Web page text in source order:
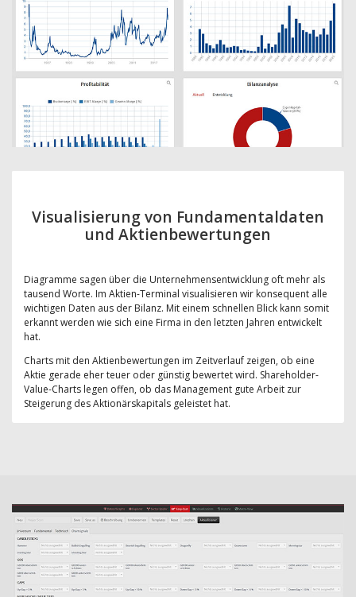
Visualisierung von Fundamentaldaten
und Aktienbewertungen
Diagramme sagen über die Unternehmensentwicklung oft mehr als
tausend Worte. Im Aktien-Terminal visualisieren wir konsequent alle
wichtigen Daten aus der Bilanz. Mit einem schnellen Blick kann somit
erkannt werden wie sich eine Firma in den letzten Jahren entwickelt
hat.
Charts mit den Aktienbewertungen im Zeitverlauf zeigen, ob eine
Aktie gerade eher teuer oder günstig bewertet wird. Shareholder-
Value-Charts legen offen, ob das Management gute Arbeit zur
Steigerung des Aktionärskapitals geleistet hat.